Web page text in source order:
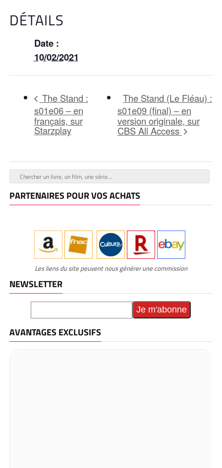
DÉTAILS
Date :
10/02/2021
The Stand :
s01e06 – en
français, sur
Starzplay
The Stand (Le Fléau) :
s01e09 (final) – en
version originale, sur
CBS All Access
PARTENAIRES POUR VOS ACHATS
Les liens du site peuvent nous générer une commission
NEWSLETTER
AVANTAGES EXCLUSIFS